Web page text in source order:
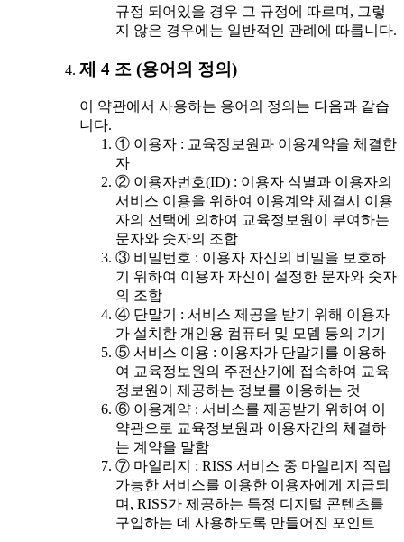
규정 되어있을 경우 그 규정에 따르며, 그렇
지 않은 경우에는 일반적인 관례에 따릅니다.
제 4 조 (용어의 정의)
이 약관에서 사용하는 용어의 정의는 다음과 같습
니다.
① 이용자 : 교육정보원과 이용계약을 체결한
자
② 이용자번호(ID) : 이용자 식별과 이용자의
서비스 이용을 위하여 이용계약 체결시 이용
자의 선택에 의하여 교육정보원이 부여하는
문자와 숫자의 조합
③ 비밀번호 : 이용자 자신의 비밀을 보호하
기 위하여 이용자 자신이 설정한 문자와 숫자
의 조합
④ 단말기 : 서비스 제공을 받기 위해 이용자
가 설치한 개인용 컴퓨터 및 모뎀 등의 기기
⑤ 서비스 이용 : 이용자가 단말기를 이용하
여 교육정보원의 주전산기에 접속하여 교육
정보원이 제공하는 정보를 이용하는 것
⑥ 이용계약 : 서비스를 제공받기 위하여 이
약관으로 교육정보원과 이용자간의 체결하
는 계약을 말함
⑦ 마일리지 : RISS 서비스 중 마일리지 적립
가능한 서비스를 이용한 이용자에게 지급되
며, RISS가 제공하는 특정 디지털 콘텐츠를
구입하는 데 사용하도록 만들어진 포인트